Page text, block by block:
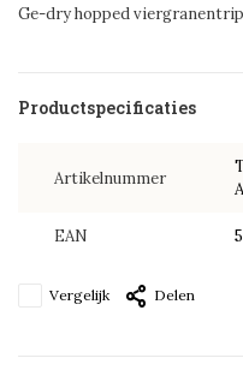
Ge-dry hopped
Productspecificaties
Artikelnummer
EAN
Vergelijk Delen